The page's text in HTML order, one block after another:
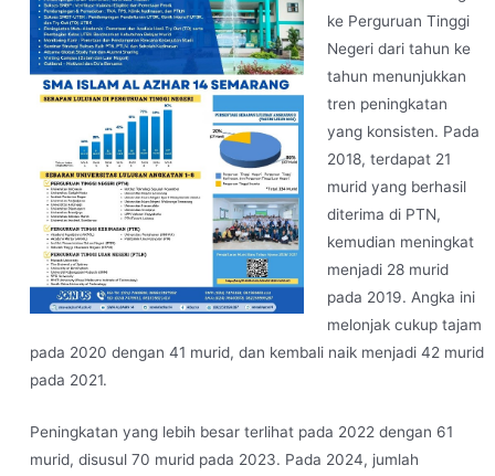
ke Perguruan Tinggi
Negeri dari tahun ke
tahun menunjukkan
tren peningkatan
yang konsisten. Pada
2018, terdapat 21
murid yang berhasil
diterima di PTN,
kemudian meningkat
menjadi 28 murid
pada 2019. Angka ini
melonjak cukup tajam
pada 2020 dengan 41 murid, dan kembali naik menjadi 42 murid
pada 2021.
Peningkatan yang lebih besar terlihat pada 2022 dengan 61
murid, disusul 70 murid pada 2023. Pada 2024, jumlah